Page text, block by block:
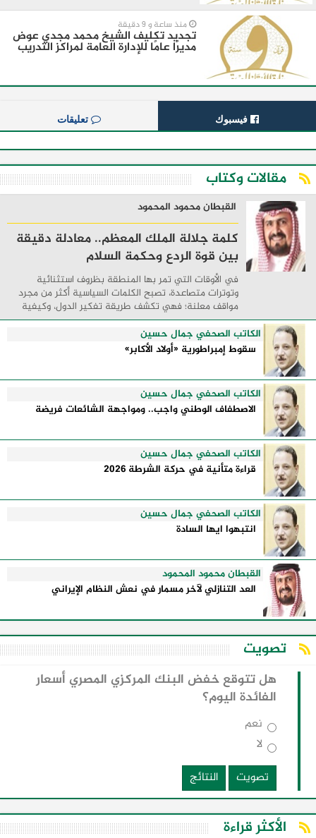
منذ ساعة و 9 دقيقة
تجديد تكليف الشيخ محمد مجدي عوض
مديرًا عامًا للإدارة العامة لمراكز التدريب
فيسبوك تعليقات
مقالات وكتاب
القبطان محمود المحمود
كلمة جلالة الملك المعظم.. معادلة دقيقة
بين قوة الردع وحكمة السلام
في الأوقات التي تمر بها المنطقة بظروف استثنائية
وتوترات متصاعدة، تصبح الكلمات السياسية أكثر من مجرد
مواقف معلنة؛ فهي تكشف طريقة تفكير الدول، وكيفية
إدارتها للأزمات، والحدود التي تفصل بين القوة ...
الكاتب الصحفي جمال حسين
سقوط إمبراطورية «أولاد الأكابر»
الكاتب الصحفي جمال حسين
الاصطفاف الوطني واجب.. ومواجهة الشائعات فريضة
الكاتب الصحفي جمال حسين
قراءة متأنية في حركة الشرطة 2026
الكاتب الصحفي جمال حسين
انتبهوا ايها السادة
القبطان محمود المحمود
العد التنازلي لآخر مسمار في نعش النظام الإيراني
تصويت
هل تتوقع خفض البنك المركزي المصري أسعار
الفائدة اليوم؟
نعم
لا
تصويت
النتائج
الأكثر قراءة